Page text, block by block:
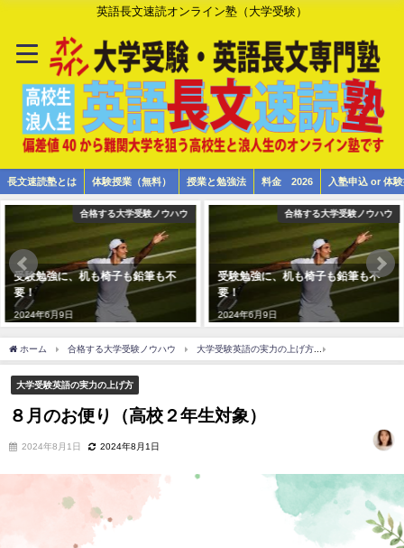
英語長文速読オンライン塾（大学受験）
長文速読塾とは 体験授業（無料） 授業と勉強法 料金 2026 入塾申込 or 体
合格する大学受験ノウハウ
受験勉強に、机も椅子も鉛筆も不
要！
2024年6月9日
合格する大学受験ノウハウ
受験勉強に、机も椅子も鉛筆も不
要！
2024年6月9日
ホーム 合格する大学受験ノウハウ 大学受験英語の実力の上げ方
大学受験英語の実力の上げ方
８月のお便り（高校２年生対象）
2024年8月1日 2024年8月1日